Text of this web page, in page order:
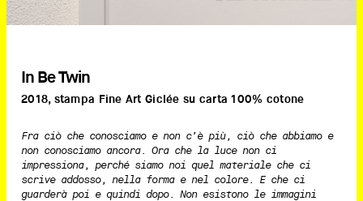
In Be Twin
2018, stampa Fine Art Giclée su carta 100% cotone
Fra ciò che conosciamo e non c’è più, ciò che abbiamo e
non conosciamo ancora. Ora che la luce non ci
impressiona, perché siamo noi quel materiale che ci
scrive addosso, nella forma e nel colore. E che ci
guarderà poi e quindi dopo. Non esistono le immagini